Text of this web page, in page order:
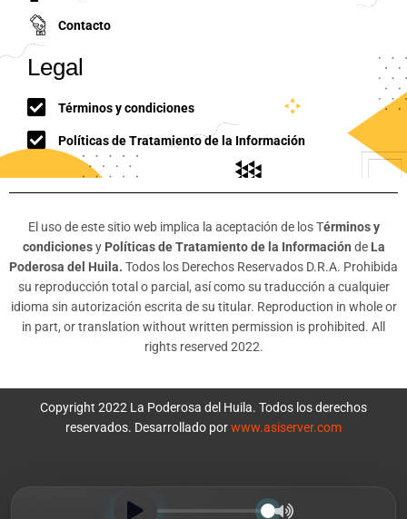
Contacto
Legal
Términos y condiciones
Políticas de Tratamiento de la Información
El uso de este sitio web implica la aceptación de los Términos y
condicionesy Políticas de Tratamiento de la Información de La
Poderosa del Huila. Todos los Derechos Reservados D.R.A. Prohibida
su reproducción total o parcial, así como su traducción a cualquier
idioma sin autorización escrita de su titular. Reproduction in whole or
in part, or translation without written permission is prohibited. All
rights reserved 2022.
Copyright 2022 La Poderosa del Huila. Todos los derechos
reservados. Desarrollado porwww.asiserver.com